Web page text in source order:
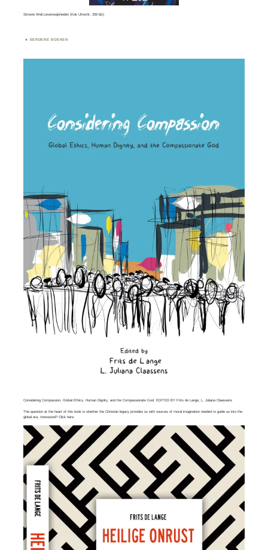
Simone Weil.Levenswijsheden (Kok Utrecht, 259 blz)
EERDERE BOEKEN
Considering Compassion. Global Ethics, Human Dignity, and the Compassionate God. EDITED BY Frits de Lange, L. Juliana Claassens
The question at the heart of this book is whether the Christian legacy provides us with sources of moral imagination needed to guide us into the
global era. Interested? Clickhere